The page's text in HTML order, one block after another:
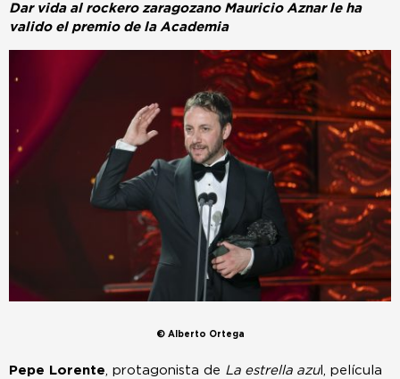
Dar vida al rockero zaragozano Mauricio Aznar le ha
valido el premio de la Academia
© Alberto Ortega
Pepe Lorente, protagonista de La estrella azul, película